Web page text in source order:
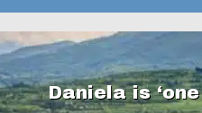
Daniela is